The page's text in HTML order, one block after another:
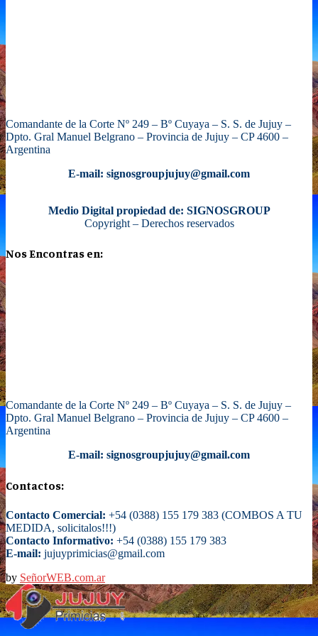
Comandante de la Corte Nº 249 – Bº Cuyaya – S. S. de Jujuy –
Dpto. Gral Manuel Belgrano – Provincia de Jujuy – CP 4600 –
Argentina
E-mail: signosgroupjujuy@gmail.com
Medio Digital propiedad de: SIGNOSGROUP
Copyright – Derechos reservados
Nos Encontras en:
Comandante de la Corte Nº 249 – Bº Cuyaya – S. S. de Jujuy –
Dpto. Gral Manuel Belgrano – Provincia de Jujuy – CP 4600 –
Argentina
E-mail: signosgroupjujuy@gmail.com
Contactos:
Contacto Comercial: +54 (0388) 155 179 383 (COMBOS A TU
MEDIDA, solicitalos!!!)
Contacto Informativo: +54 (0388) 155 179 383
E-mail: jujuyprimicias@gmail.com
by SeñorWEB.com.ar